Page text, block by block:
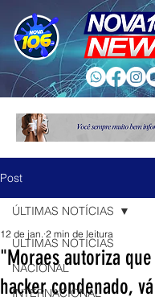
Post
ÚLTIMAS NOTÍCIAS
NACIONAL
INTERNACIONAL
ÚLTIMAS NOTÍCIAS
"Moraes autoriza
hacker condenado,
12 de jan. 2 min de leitura